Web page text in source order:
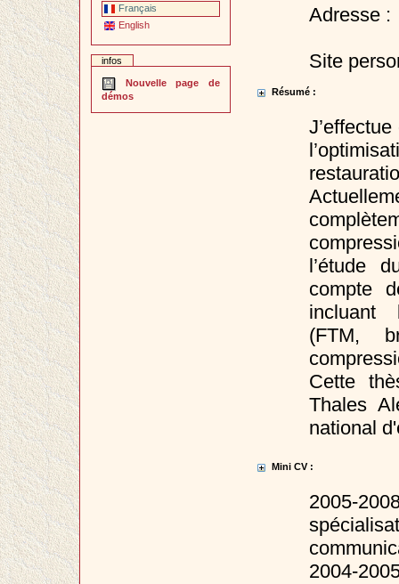
Français
English
infos
Nouvelle page de
démos
Adresse :
Site
Résumé :
l’étude
compte
incluant
(FTM,
Cette
Thales
national
Mini CV :
2005-
2004-